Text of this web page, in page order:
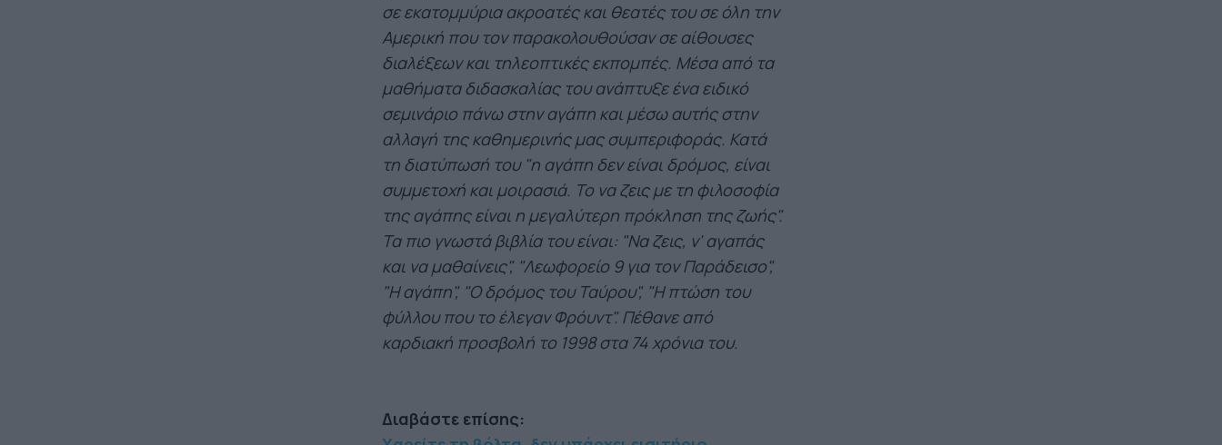
σε εκατομμύρια ακροατές και θεατές του σε όλη την
Αμερική που τον παρακολουθούσαν σε αίθουσες
διαλέξεων και τηλεοπτικές εκπομπές. Μέσα από τα
μαθήματα διδασκαλίας του ανάπτυξε ένα ειδικό
σεμινάριο πάνω στην αγάπη και μέσω αυτής στην
αλλαγή της καθημερινής μας συμπεριφοράς. Κατά
τη διατύπωσή του "η αγάπη δεν είναι δρόμος, είναι
συμμετοχή και μοιρασιά. Το να ζεις με τη φιλοσοφία
της αγάπης είναι η μεγαλύτερη πρόκληση της ζωής".
Τα πιο γνωστά βιβλία του είναι: "Να ζεις, ν' αγαπάς
και να μαθαίνεις", "Λεωφορείο 9 για τον Παράδεισο",
"Η αγάπη", "Ο δρόμος του Ταύρου", "Η πτώση του
φύλλου που το έλεγαν Φρόυντ". Πέθανε από
καρδιακή προσβολή το 1998 στα 74 χρόνια του.
Διαβάστε επίσης: